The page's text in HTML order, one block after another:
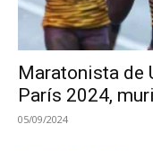
Maratonista de
París 2024,
05/09/2024